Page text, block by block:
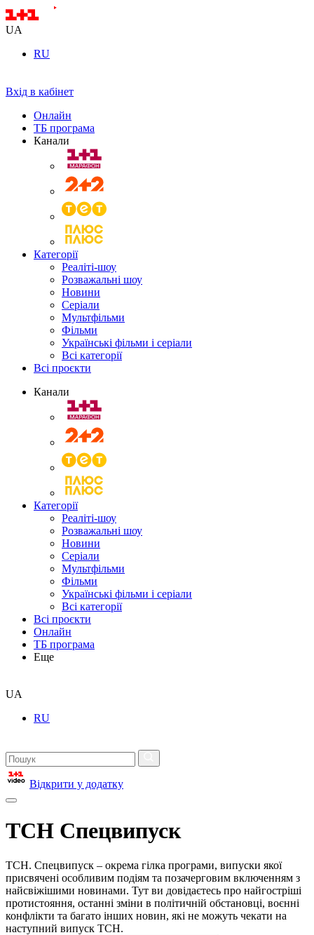
UA
RU
Вхід в кабінет
Онлайн
ТБ програма
Канали
Категорії
Реаліті-шоу
Розважальні шоу
Новини
Серіали
Мультфільми
Фільми
Українські фільми і серіали
Всі категорії
Всі проєкти
Канали
Категорії
Реаліті-шоу
Розважальні шоу
Новини
Серіали
Мультфільми
Фільми
Українські фільми і серіали
Всі категорії
Всі проєкти
Онлайн
ТБ програма
Еще
UA
RU
Відкрити у додатку
ТСН Спецвипуск
ТСН. Спецвипуск – окрема гілка програми, випуски якої
присвячені особливим подіям та позачерговим включенням з
найсвіжішими новинами. Тут ви довідаєтесь про найгостріші
протистояння, останні зміни в політичній обстановці, воєнні
конфлікти та багато інших новин, які не можуть чекати на
наступний випуск ТСН.